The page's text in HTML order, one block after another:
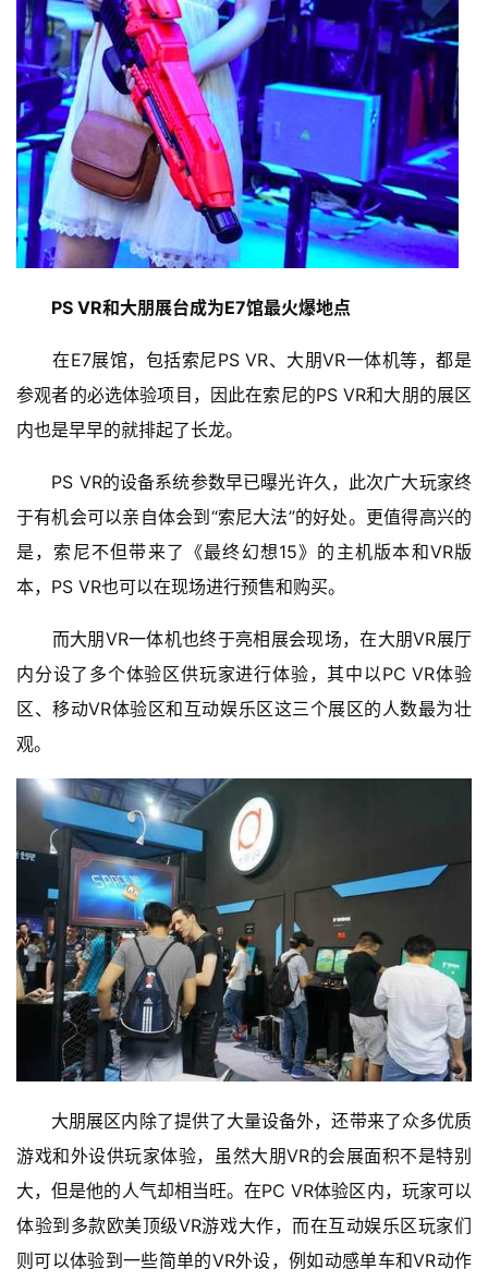
PS VR和大朋展台成为E7馆最火爆地点
在E7展馆，包括索尼PS VR、大朋VR一体机等，都是
参观者的必选体验项目，因此在索尼的PS VR和大朋的展区
内也是早早的就排起了长龙。
PS VR的设备系统参数早已曝光许久，此次广大玩家终
于有机会可以亲自体会到“索尼大法”的好处。更值得高兴的
是，索尼不但带来了《最终幻想15》的主机版本和VR版
本，PS VR也可以在现场进行预售和购买。
而大朋VR一体机也终于亮相展会现场，在大朋VR展厅
内分设了多个体验区供玩家进行体验，其中以PC VR体验
区、移动VR体验区和互动娱乐区这三个展区的人数最为壮
观。
大朋展区内除了提供了大量设备外，还带来了众多优质
游戏和外设供玩家体验，虽然大朋VR的会展面积不是特别
大，但是他的人气却相当旺。在PC VR体验区内，玩家可以
体验到多款欧美顶级VR游戏大作，而在互动娱乐区玩家们
则可以体验到一些简单的VR外设，例如动感单车和VR动作